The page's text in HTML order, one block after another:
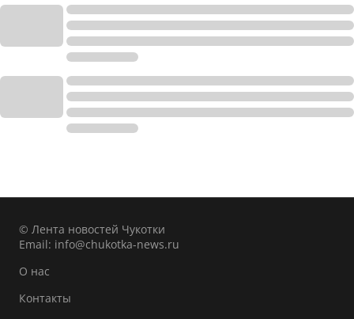
© Лента новостей Чукотки
Email: info@chukotka-news.ru
О нас
Контакты